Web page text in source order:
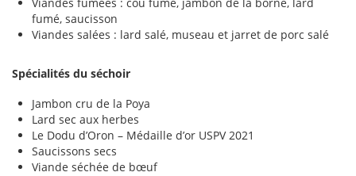
fumé, saucisson
Viandes salées : lard salé, museau et jarret de porc salé
Spécialités du séchoir
Jambon cru de la Poya
Lard sec aux herbes
Le Dodu d’Oron – Médaille d’or USPV 2021
Saucissons secs
Viande séchée de bœuf